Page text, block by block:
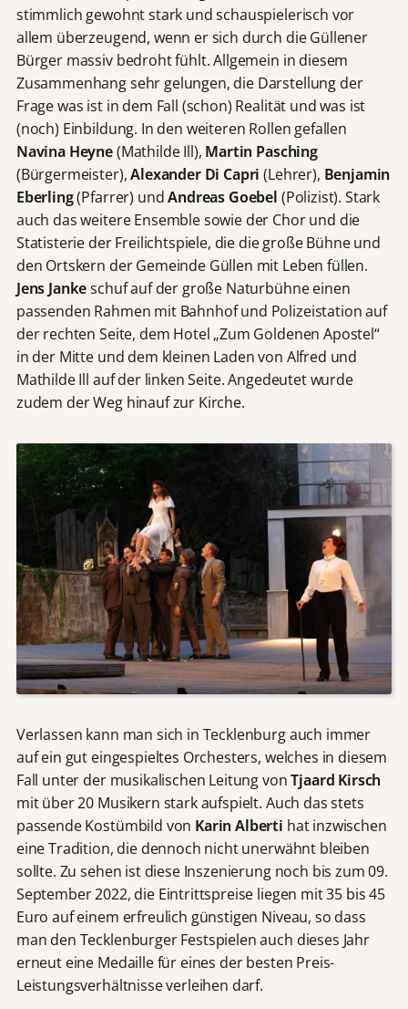
stimmlich gewohnt stark und schauspielerisch vor
allem überzeugend, wenn er sich durch die Güllener
Bürger massiv bedroht fühlt. Allgemein in diesem
Zusammenhang sehr gelungen, die Darstellung der
Frage was ist in dem Fall (schon) Realität und was ist
(noch) Einbildung. In den weiteren Rollen gefallen
Navina Heyne(Mathilde Ill), Martin Pasching
(Bürgermeister),Alexander Di Capri(Lehrer), Benjamin
Eberling(Pfarrer) undAndreas Goebel (Polizist). Stark
auch das weitere Ensemble sowie der Chor und die
Statisterie der Freilichtspiele, die die große Bühne und
den Ortskern der Gemeinde Güllen mit Leben füllen.
Jens Jankeschuf auf der große Naturbühne einen
passenden Rahmen mit Bahnhof und Polizeistation auf
der rechten Seite, dem Hotel „Zum Goldenen Apostel“
in der Mitte und dem kleinen Laden von Alfred und
Mathilde Ill auf der linken Seite. Angedeutet wurde
zudem der Weg hinauf zur Kirche.
Verlassen kann man sich in Tecklenburg auch immer
auf ein gut eingespieltes Orchesters, welches in diesem
Fall unter der musikalischen Leitung vonTjaard Kirsch
mit über 20 Musikern stark aufspielt. Auch das stets
passende Kostümbild von Karin Alberti hat inzwischen
eine Tradition, die dennoch nicht unerwähnt bleiben
sollte. Zu sehen ist diese Inszenierung noch bis zum 09.
September 2022, die Eintrittspreise liegen mit 35 bis 45
Euro auf einem erfreulich günstigen Niveau, so dass
man den Tecklenburger Festspielen auch dieses Jahr
erneut eine Medaille für eines der besten Preis-
Leistungsverhältnisse verleihen darf.